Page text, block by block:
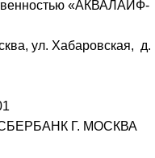
«АКВАЛАЙФ-
ул. Хабаровская, д.
Г. МОСКВА